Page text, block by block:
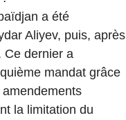
a été
Aliyev, puis, après
Ce dernier a
mandat grâce
la limitation du